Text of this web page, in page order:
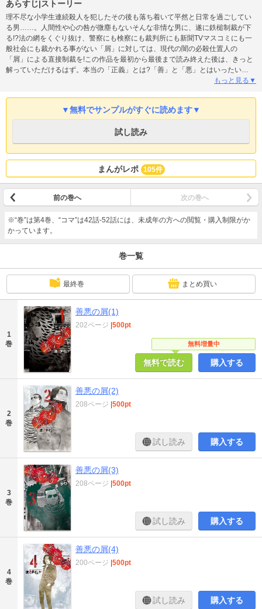
あらすじ|ストーリー
理不尽な小学生連続殺人を犯したその後も落ち着いて平然と日常を過ごしてい
る男……。人間性や心の咎が微塵もないそんな非情な男に、遂に鉄槌制裁が下
る!?法の網をくぐり抜け、警察にも検察にも裁判所にも新聞TVマスコミにも一
般社会にも裁かれる事がない「屑」に対しては、現代の闇の必殺仕置人の
「屑」による直接制裁を!この作品を最初から最後まで読み終えた後は、きっと
解っていただけるはず。本当の「正義」とは?「善」と「悪」とはいったい
何??それを決めるのは法なのか?社会なのか?無念の思いで逝った人たちなの
は、善悪の屑 第二部「外道の歌」でお楽しみください。
もっと見る▼
▼無料でサンプルがすぐに読めます▼
試し読み
まんがレポ 105件
前の巻へ 次の巻へ
※“巻”は第4巻、“コマ”は42話-52話には、未成年の方への閲覧・購入制限がか
かっています。
巻一覧
最終巻 まとめ買い
1
巻
善悪の屑(1)
無料増量中
202ページ |500pt
無料で読む 購入する
2
巻
善悪の屑(2)
208ページ |500pt
試し読み 購入する
3
巻
善悪の屑(3)
208ページ |500pt
試し読み 購入する
4
巻
善悪の屑(4)
200ページ |500pt
試し読み 購入する